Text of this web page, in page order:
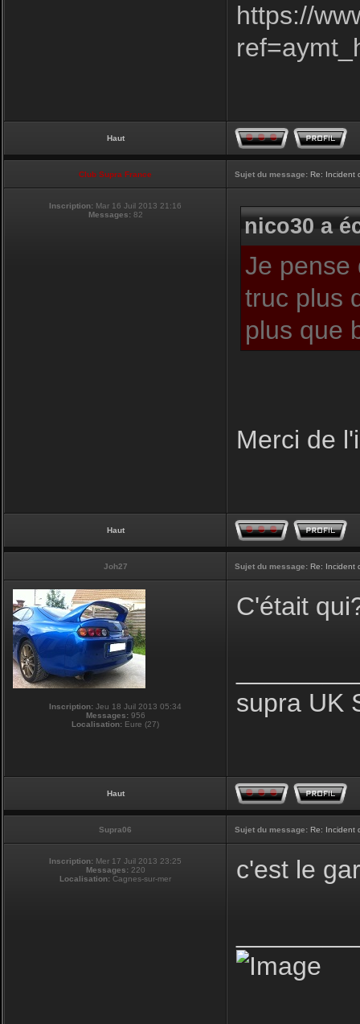
https://
Haut
Club Supra France Sujet du message: Re: Incident
Inscription: Mar 16 Juil 2013 21:16
Messages:82 nico30 a
Je pense
truc plus
plus que
Merci de
Haut
Joh27 Sujet du message: Re: Incident
Inscription: Jeu 18 Juil 2013 05:34
Messages:956
Localisation: Eure (27)
C'était
supra UK
Haut
Supra06 Sujet du message: Re: Incident
Inscription: Mer 17 Juil 2013 23:25
Messages:220
Localisation: Cagnes-sur-mer c'est le